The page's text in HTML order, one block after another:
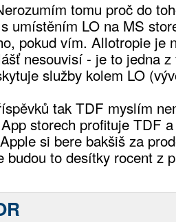
tomu proč do
umístěním LO na MS
pokud vím. Allotropie je
nesouvisí - je to jedna
služby kolem LO
tak TDF myslím
storech profituje TDF
si bere bakšiš za
budou to desítky rocent z